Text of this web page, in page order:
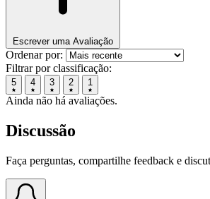
Escrever uma Avaliação
Ordenar por:
Filtrar por classificação:
5 4 3 2 1
Ainda não há avaliações.
Discussão
Faça perguntas, compartilhe feedback e